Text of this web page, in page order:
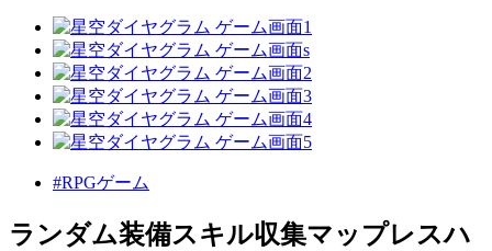
#RPGゲーム
ランダム装備スキル収集マップレスハ